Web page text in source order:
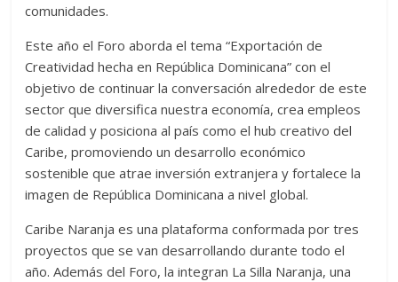
comunidades.
Este año el Foro aborda el tema “Exportación de
Creatividad hecha en República Dominicana” con el
objetivo de continuar la conversación alrededor de este
sector que diversifica nuestra economía, crea empleos
de calidad y posiciona al país como el hub creativo del
Caribe, promoviendo un desarrollo económico
sostenible que atrae inversión extranjera y fortalece la
imagen de República Dominicana a nivel global.
Caribe Naranja es una plataforma conformada por tres
proyectos que se van desarrollando durante todo el
año. Además del Foro, la integran La Silla Naranja, una